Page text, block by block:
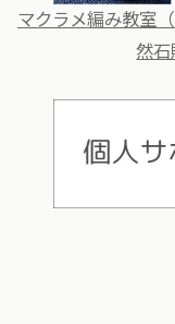
マクラメ編み教室
然石